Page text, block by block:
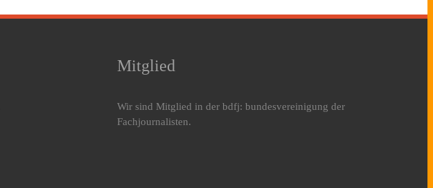
Mitglied
Wir sind Mitglied in der bdfj: bundesvereinigung der
Fachjournalisten.